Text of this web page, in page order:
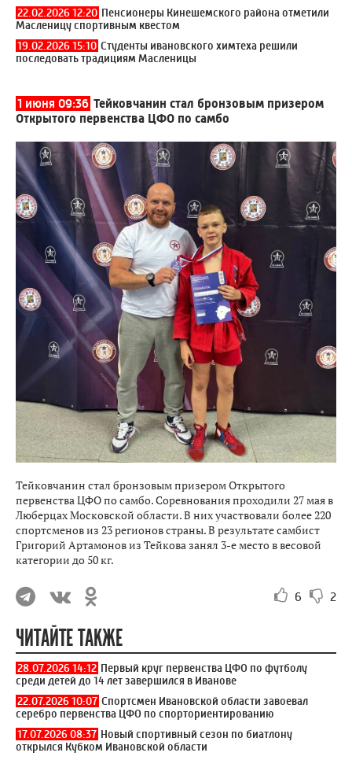
22.02.2026 12:20 Пенсионеры Кинешемского района отметили
Масленицу спортивным квестом
19.02.2026 15:10 Студенты ивановского химтеха решили
последовать традициям Масленицы
1 июня 09:36 Тейковчанин стал бронзовым призером
Открытого первенства ЦФО по самбо
Тейковчанин стал бронзовым призером Открытого
первенства ЦФО по самбо. Соревнования проходили 27 мая в
Люберцах Московской области. В них участвовали более 220
спортсменов из 23 регионов страны. В результате самбист
Григорий Артамонов из Тейкова занял 3-е место в весовой
категории до 50 кг.
6 2
ЧИТАЙТЕ ТАКЖЕ
28.07.2026 14:12 Первый круг первенства ЦФО по футболу
среди детей до 14 лет завершился в Иванове
22.07.2026 10:07 Спортсмен Ивановской области завоевал
серебро первенства ЦФО по спорториентированию
17.07.2026 08:37 Новый спортивный сезон по биатлону
открылся Кубком Ивановской области